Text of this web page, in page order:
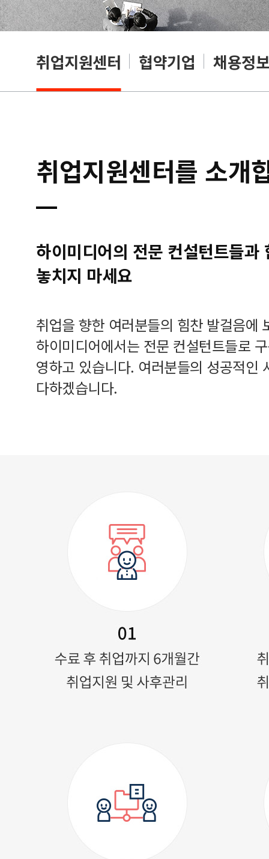
취업지원센터 협약기업 채용정보
취업지원센터를 소개
하이미디어의 전문 컨설턴트들과
놓치지 마세요
취업을 향한 여러분들의 힘찬 발걸음에
하이미디어에서는 전문 컨설턴트들로
영하고 있습니다. 여러분들의 성공적인
다하겠습니다.